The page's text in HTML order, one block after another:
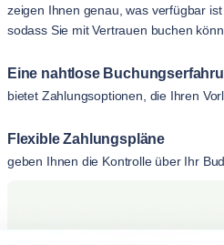
zeigen Ihnen genau, was verfügbar
sodass Sie mit Vertrauen buchen
Eine nahtlose
bietet Zahlungsoptionen, die Ihren
Flexible Zahlungspläne
geben Ihnen die Kontrolle über Ihr